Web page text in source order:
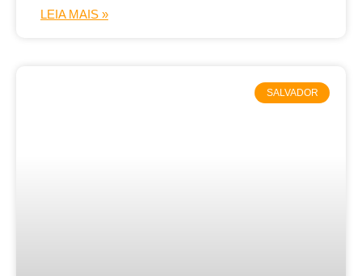
LEIA MAIS »
SALVADOR